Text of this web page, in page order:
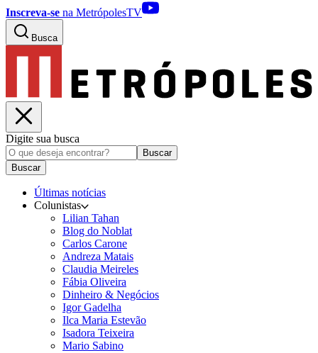
Inscreva-se na MetrópolesTV
Busca
Digite sua busca
Buscar
Buscar
Últimas notícias
Colunistas
Lilian Tahan
Blog do Noblat
Carlos Carone
Andreza Matais
Claudia Meireles
Fábia Oliveira
Dinheiro & Negócios
Igor Gadelha
Ilca Maria Estevão
Isadora Teixeira
Mario Sabino